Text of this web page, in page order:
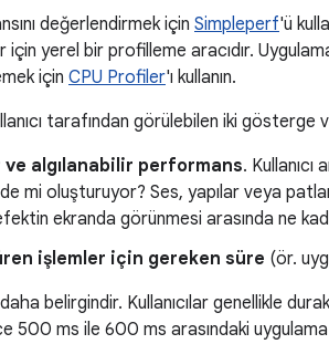
değerlendirmek için Simpleperf'ü
yerel bir profilleme aracıdır.
için CPU Profiler'ı kullanın.
tarafından görülebilen iki gösterge
algılanabilir performans.
mi oluşturuyor? Ses, yapılar veya
ekranda görünmesi arasında ne
işlemler için gereken süre (ör.
belirgindir. Kullanıcılar genellikle
500 ms ile 600 ms arasındaki